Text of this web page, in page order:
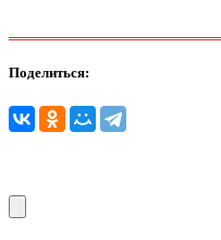
Поделиться: